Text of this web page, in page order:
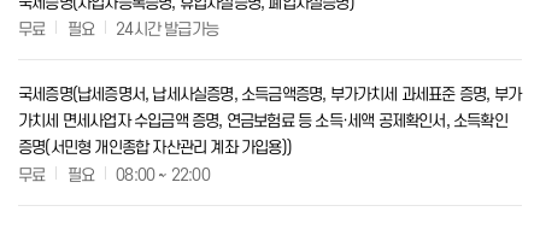
무료
필요 24시간 발급가능
국세증명(납세증명서, 납세사실증명, 소득금액증명, 부가가치세 과세표준 증명, 부가
가치세 면세사업자 수입금액 증명, 연금보험료 등 소득·세액 공제확인서, 소득확인
증명(서민형 개인종합 자산관리 계좌 가입용))
무료
필요 08:00 ~ 22:00